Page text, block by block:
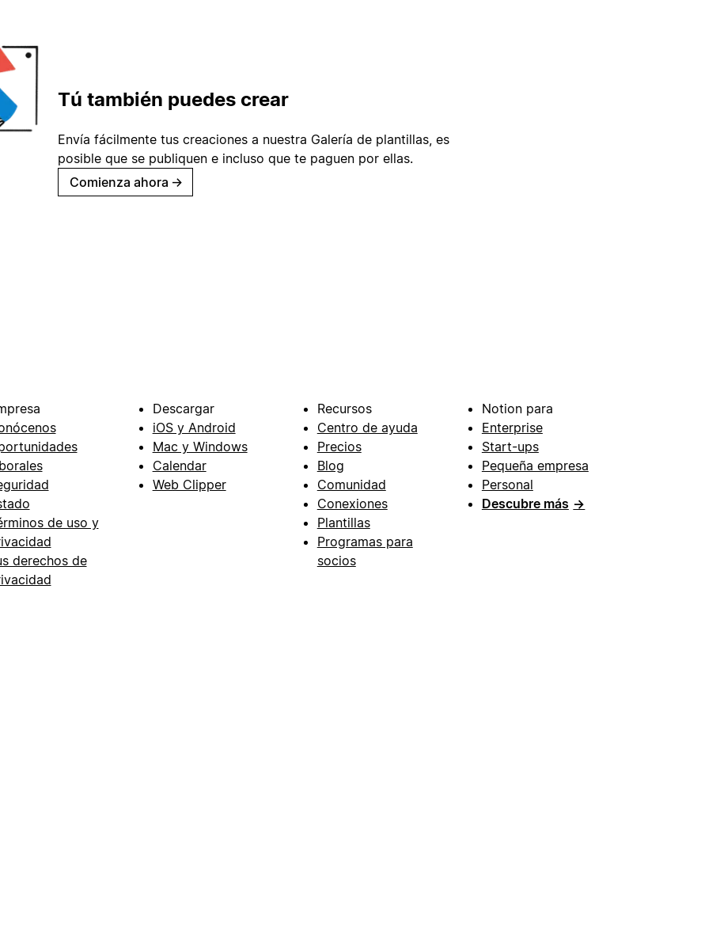
Tú también puedes crear
Envía fácilmente tus creaciones a nuestra Galería de plantillas, es
posible que se publiquen e incluso que te paguen por ellas.
Comienza ahora →
de uso y
derechos de
Descargar
iOS y Android
Mac y Windows
Calendar
Web Clipper
Recursos
Centro de ayuda
Precios
Blog
Comunidad
Conexiones
Plantillas
Programas para
socios
Notion para
Enterprise
Start-ups
Pequeña empresa
Personal
Descubre más →